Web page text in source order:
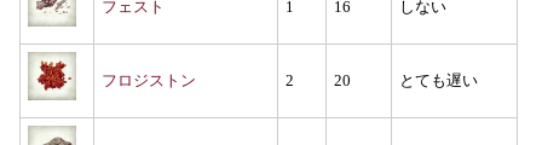
フェスト 1 16 しない
フロジストン 2 20 とても遅い